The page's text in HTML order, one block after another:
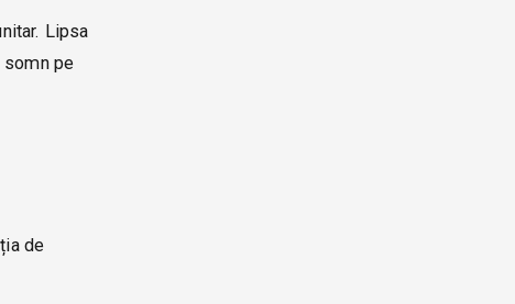
Lipsa
pe
de